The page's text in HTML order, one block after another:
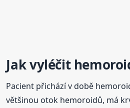
Jak vyléčit
Pacient přichází v době
většinou otok hemoroidů, má